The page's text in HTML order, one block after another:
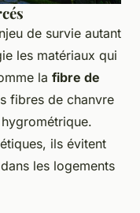
de survie autant
les matériaux qui
la fibre de
fibres de chanvre
ils évitent
les logements